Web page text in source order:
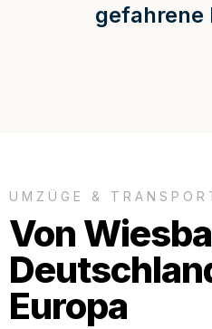
gefahrene
UMZÜGE &
Von
Europa